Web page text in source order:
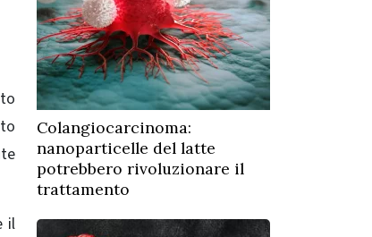
il
Colangiocarcinoma:
nanoparticelle del latte
potrebbero rivoluzionare il
trattamento